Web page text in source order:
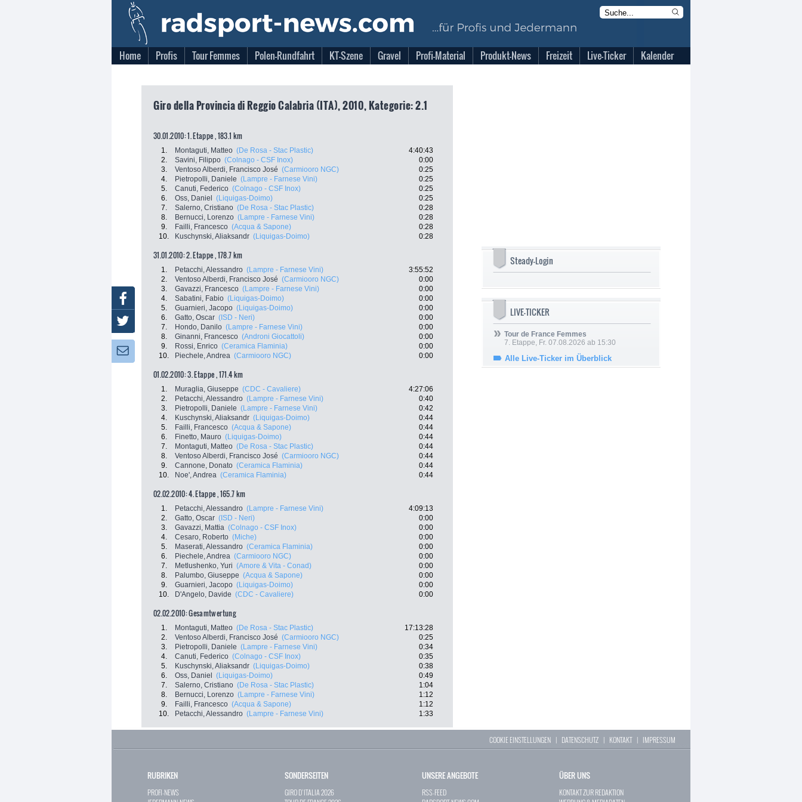
Home Profis Tour Femmes Polen-Rundfahrt KT-Szene Gravel Profi-Material Produkt-News Freizeit Live-Ticker Kalender
Giro della Provincia di Reggio Calabria (ITA), 2010, Kategorie: 2.1
30.01.2010: 1. Etappe , 183.1 km
1. Montaguti, Matteo (De Rosa - Stac Plastic)
4:40:43
2.
Savini, Filippo (Colnago - CSF Inox)
0:00
3.
Ventoso Alberdi, Francisco José (Carmiooro NGC)
0:25
4.
Pietropolli, Daniele (Lampre - Farnese Vini)
0:25
5.
Canuti, Federico (Colnago - CSF Inox)
0:25
6.
Oss, Daniel (Liquigas-Doimo)
0:25
7.
Salerno, Cristiano (De Rosa - Stac Plastic)
0:28
8.
Bernucci, Lorenzo (Lampre - Farnese Vini)
0:28
9.
Failli, Francesco (Acqua & Sapone)
0:28
10.
Kuschynski, Aliaksandr (Liquigas-Doimo) 0:28
31.01.2010: 2. Etappe , 178.7 km
1. Petacchi, Alessandro (Lampre - Farnese Vini)
3:55:52
2.
Ventoso Alberdi, Francisco José (Carmiooro NGC)
0:00
3.
Gavazzi, Francesco (Lampre - Farnese Vini)
0:00
4.
Sabatini, Fabio (Liquigas-Doimo)
0:00
5.
Guarnieri, Jacopo (Liquigas-Doimo)
0:00
6.
Gatto, Oscar (ISD - Neri)
0:00
7.
Hondo, Danilo (Lampre - Farnese Vini)
0:00
8.
Ginanni, Francesco (Androni Giocattoli)
0:00
9.
Rossi, Enrico (Ceramica Flaminia)
0:00
10.
Piechele, Andrea (Carmiooro NGC) 0:00
01.02.2010: 3. Etappe , 171.4 km
1. Muraglia, Giuseppe (CDC - Cavaliere)
4:27:06
2.
Petacchi, Alessandro (Lampre - Farnese Vini)
0:40
3.
Pietropolli, Daniele (Lampre - Farnese Vini)
0:42
4.
Kuschynski, Aliaksandr (Liquigas-Doimo)
0:44
5.
Failli, Francesco (Acqua & Sapone)
0:44
6.
Finetto, Mauro (Liquigas-Doimo)
0:44
7.
Montaguti, Matteo (De Rosa - Stac Plastic)
0:44
8.
Ventoso Alberdi, Francisco José (Carmiooro NGC)
0:44
9.
Cannone, Donato (Ceramica Flaminia)
0:44
10.
Noe', Andrea (Ceramica Flaminia) 0:44
02.02.2010: 4. Etappe , 165.7 km
1. Petacchi, Alessandro (Lampre - Farnese Vini)
4:09:13
2.
Gatto, Oscar (ISD - Neri)
0:00
3.
Gavazzi, Mattia (Colnago - CSF Inox)
0:00
4.
Cesaro, Roberto (Miche)
0:00
5.
Maserati, Alessandro (Ceramica Flaminia)
0:00
6.
Piechele, Andrea (Carmiooro NGC)
0:00
7.
Metlushenko, Yuri (Amore & Vita - Conad)
0:00
8.
Palumbo, Giuseppe (Acqua & Sapone)
0:00
9.
Guarnieri, Jacopo (Liquigas-Doimo)
0:00
10.
D'Angelo, Davide (CDC - Cavaliere) 0:00
02.02.2010: Gesamtwertung
1. Montaguti, Matteo (De Rosa - Stac Plastic)
17:13:28
2.
Ventoso Alberdi, Francisco José (Carmiooro NGC)
0:25
3.
Pietropolli, Daniele (Lampre - Farnese Vini)
0:34
4.
Canuti, Federico (Colnago - CSF Inox)
0:35
5.
Kuschynski, Aliaksandr (Liquigas-Doimo)
0:38
6.
Oss, Daniel (Liquigas-Doimo)
0:49
7.
Salerno, Cristiano (De Rosa - Stac Plastic)
1:04
8.
Bernucci, Lorenzo (Lampre - Farnese Vini)
1:12
9.
Failli, Francesco (Acqua & Sapone)
1:12
10.
Petacchi, Alessandro (Lampre - Farnese Vini) 1:33
Steady-Login
LIVE-TICKER
Tour de France Femmes
7. Etappe, Fr. 07.08.2026 ab 15:30
Alle Live-Ticker im Überblick
Facebook
Twitter
Newsletter:
COOKIE EINSTELLUNGEN | DATENSCHUTZ | KONTAKT| IMPRESSUM
RUBRIKEN
PROFI-NEWS
SONDERSEITEN
GIRO D`ITALIA 2026
UNSERE ANGEBOTE
RSS-FEED
ÜBER UNS
KONTAKT ZUR REDAKTION